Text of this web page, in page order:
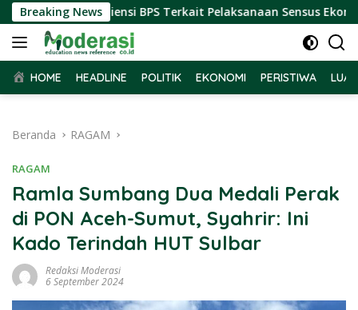
Langsung
ke
konten
Breaking News
Terima Audiensi BPS Terkait Pelaksanaan Sensus Ekonomi
HOME HEADLINE POLITIK EKONOMI PERISTIWA
Beranda RAGAM
RAGAM
Ramla Sumbang Dua Medali Perak
di PON Aceh-Sumut, Syahrir: Ini
Kado Terindah HUT Sulbar
Redaksi Moderasi
6 September 2024